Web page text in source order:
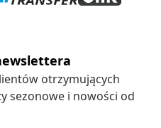
otrzymujących
sezonowe i nowości od